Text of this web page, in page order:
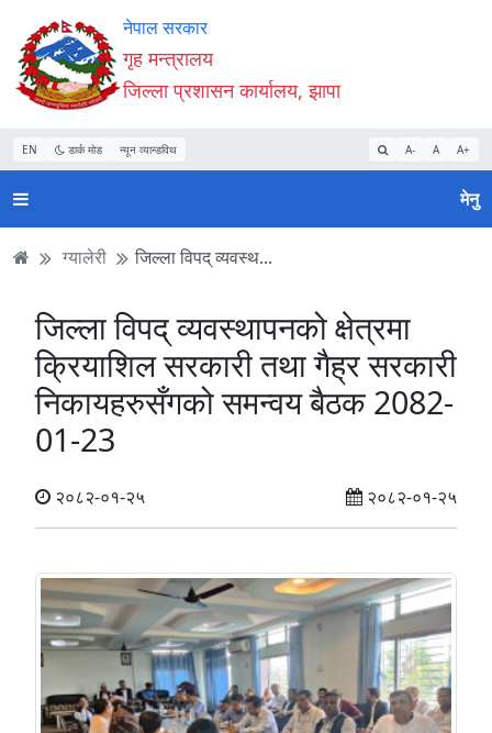
Accessibility
Mode
सुरु
गर्नुहोस्
सामाग्री
पढ्नुहाेस्
नेभिगेसन
पढ्नुहाेस्
वेबसाइट
खोजमा
जानुहोस्
नेपाल सरकार
गृह मन्त्रालय
जिल्ला प्रशासन कार्यालय, झापा
EN डार्क मोड न्यून व्यान्डविथ A- A A+
मेनु
ग्यालेरी जिल्ला विपद् व्यवस्थ...
जिल्ला विपद् व्यवस्थापनको क्षेत्रमा
क्रियाशिल सरकारी तथा गैह्र सरकारी
निकायहरुसँगको समन्वय बैठक 2082-
01-23
२०८२-०१-२५ २०८२-०१-२५